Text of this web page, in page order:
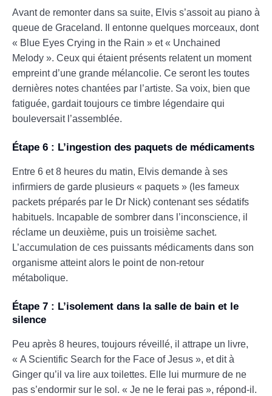
Avant de remonter dans sa suite, Elvis s’assoit au piano à
queue de Graceland. Il entonne quelques morceaux, dont
« Blue Eyes Crying in the Rain » et « Unchained
Melody ». Ceux qui étaient présents relatent un moment
empreint d’une grande mélancolie. Ce seront les toutes
dernières notes chantées par l’artiste. Sa voix, bien que
fatiguée, gardait toujours ce timbre légendaire qui
bouleversait l’assemblée.
Étape 6 : L’ingestion des paquets de médicaments
Entre 6 et 8 heures du matin, Elvis demande à ses
infirmiers de garde plusieurs « paquets » (les fameux
packets préparés par le Dr Nick) contenant ses sédatifs
habituels. Incapable de sombrer dans l’inconscience, il
réclame un deuxième, puis un troisième sachet.
L’accumulation de ces puissants médicaments dans son
organisme atteint alors le point de non-retour
métabolique.
Étape 7 : L’isolement dans la salle de bain et le
silence
Peu après 8 heures, toujours réveillé, il attrape un livre,
« A Scientific Search for the Face of Jesus », et dit à
Ginger qu’il va lire aux toilettes. Elle lui murmure de ne
pas s’endormir sur le sol. « Je ne le ferai pas », répond-il.